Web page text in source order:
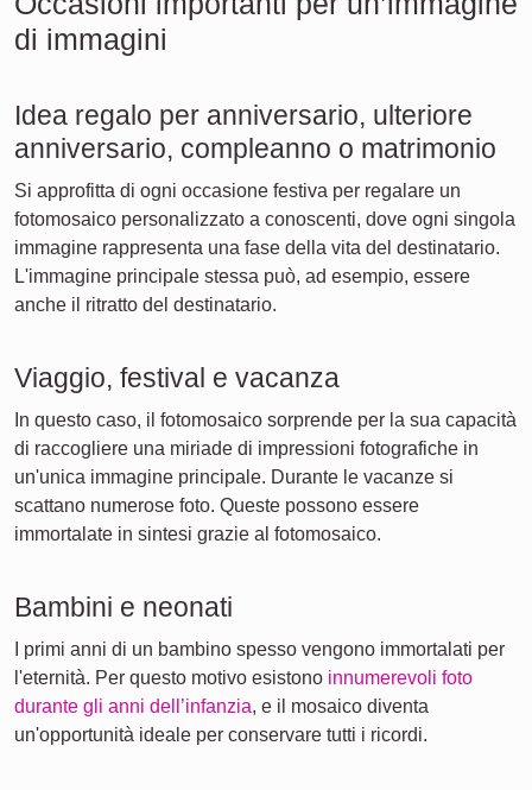
di immagini
Idea regalo per anniversario, ulteriore
anniversario, compleanno o matrimonio
Si approfitta di ogni occasione festiva per regalare un
fotomosaico personalizzato a conoscenti, dove ogni singola
immagine rappresenta una fase della vita del destinatario.
L'immagine principale stessa può, ad esempio, essere
anche il ritratto del destinatario.
Viaggio, festival e vacanza
In questo caso, il fotomosaico sorprende per la sua capacità
di raccogliere una miriade di impressioni fotografiche in
un'unica immagine principale. Durante le vacanze si
scattano numerose foto. Queste possono essere
immortalate in sintesi grazie al fotomosaico.
Bambini e neonati
I primi anni di un bambino spesso vengono immortalati per
l'eternità. Per questo motivo esistono innumerevoli foto
durante gli anni dell’infanzia, e il mosaico diventa
un'opportunità ideale per conservare tutti i ricordi.